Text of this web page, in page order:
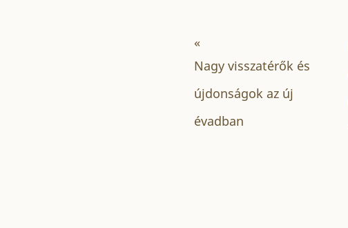
«
Nagy visszatérők és
újdonságok az új
évadban